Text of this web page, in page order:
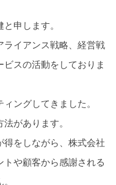
申します。
ライアンス戦略、経営戦
スの活動をしておりま
ングしてきました。
があります。
をしながら、株式会社
や顧客から感謝される